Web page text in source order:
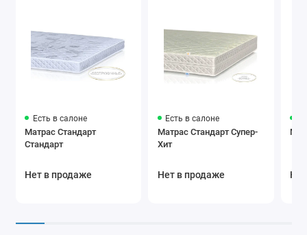
Есть в салоне
Матрас Стандарт
Стандарт
Нет в продаже
Есть в салоне
Матрас Стандарт Супер-
Хит
Нет в продаже